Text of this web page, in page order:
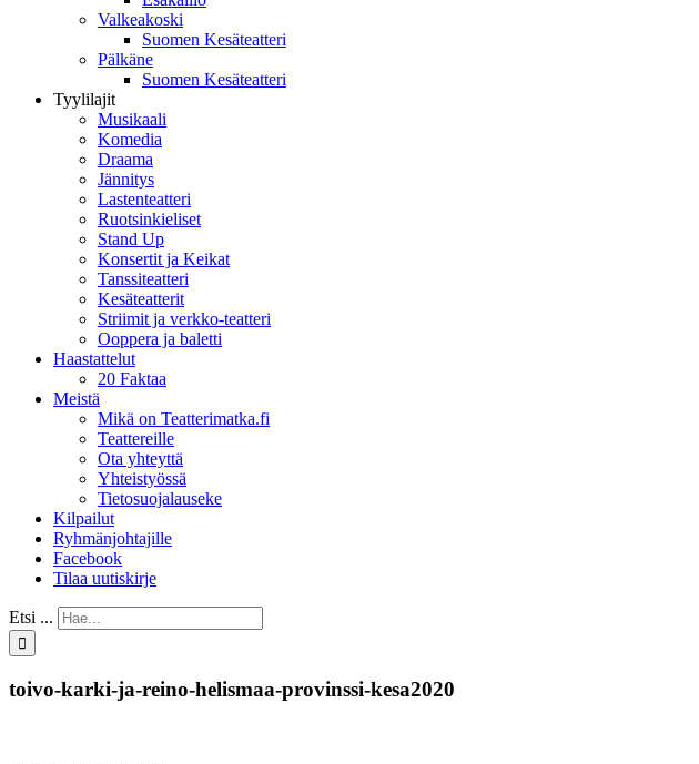
Valkeakoski
Suomen Kesäteatteri
Pälkäne
Suomen Kesäteatteri
Tyylilajit
Musikaali
Komedia
Draama
Jännitys
Lastenteatteri
Ruotsinkieliset
Stand Up
Konsertit ja Keikat
Tanssiteatteri
Kesäteatterit
Striimit ja verkko-teatteri
Ooppera ja baletti
Haastattelut
20 Faktaa
Meistä
Mikä on Teatterimatka.fi
Teattereille
Ota yhteyttä
Yhteistyössä
Tietosuojalauseke
Kilpailut
Ryhmänjohtajille
Facebook
Tilaa uutiskirje
Etsi ...
toivo-karki-ja-reino-helismaa-provinssi-kesa2020